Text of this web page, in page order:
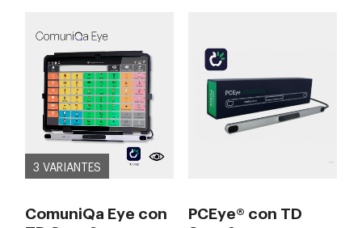
3 VARIANTES
ComuniQa Eye con
PCEye® con TD